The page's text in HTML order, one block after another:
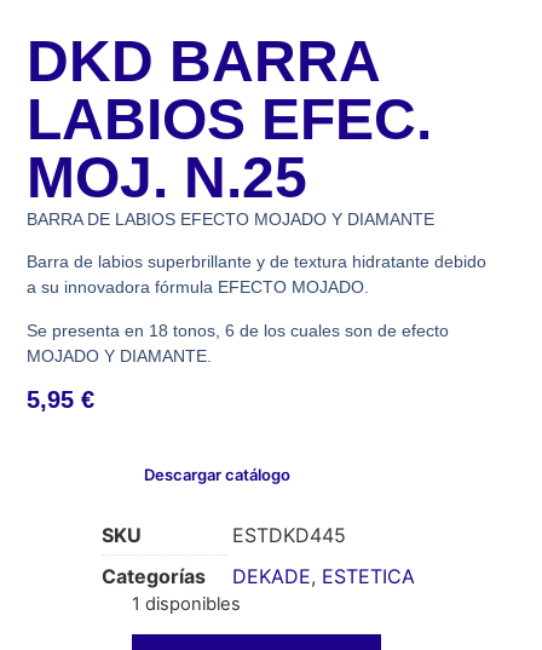
DKD BARRA
LABIOS EFEC.
MOJ. N.25
BARRA DE LABIOS EFECTO MOJADO Y DIAMANTE
Barra de labios superbrillante y de textura hidratante debido
a su innovadora fórmula EFECTO MOJADO.
Se presenta en 18 tonos, 6 de los cuales son de efecto
MOJADO Y DIAMANTE.
5,95€
Descargar catálogo
SKU
ESTDKD445
Categorías
DEKADE, ESTETICA
1 disponibles